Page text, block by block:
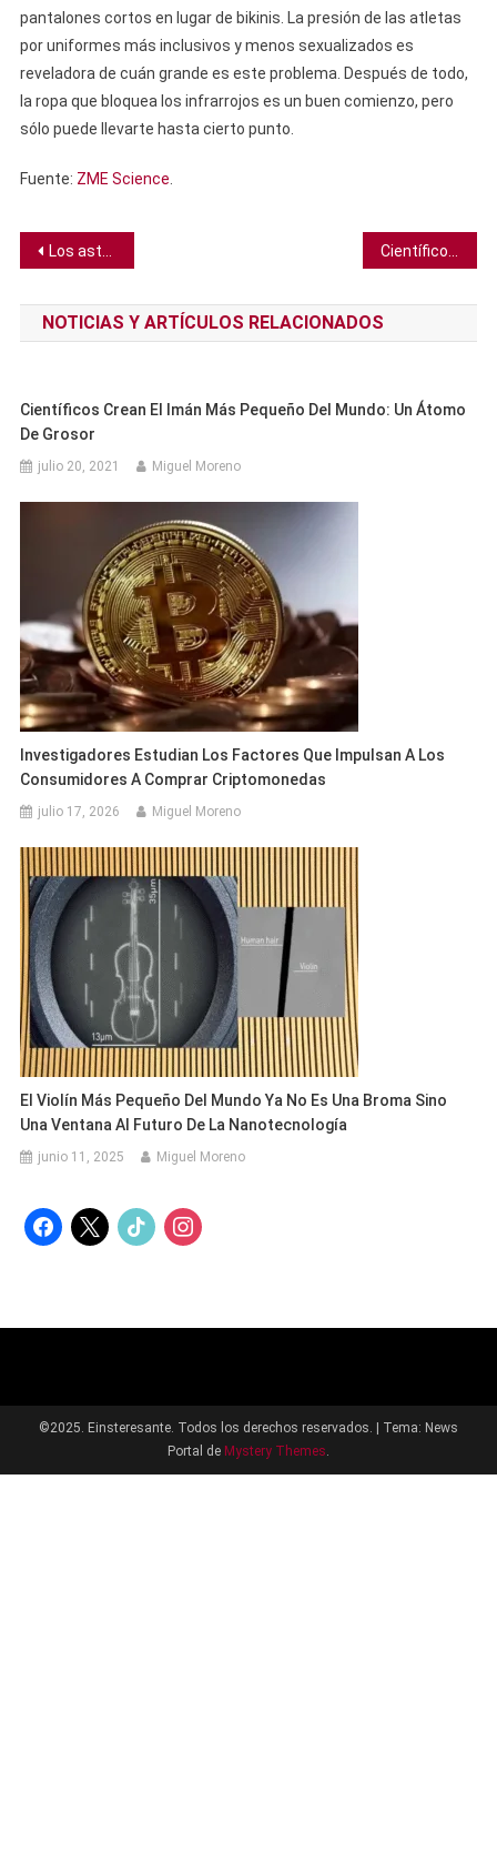
pantalones cortos en lugar de bikinis. La presión de las atletas
por uniformes más inclusivos y menos sexualizados es
reveladora de cuán grande es este problema. Después de todo,
la ropa que bloquea los infrarrojos es un buen comienzo, pero
sólo puede llevarte hasta cierto punto.
Fuente: ZME Science
Navegación
de
entradas
Los astronautas de la NASA se quedarán en el espacio por más tiempo por problemas con la cápsula Boeing
NOTICIAS Y ARTÍCULOS RELACIONADOS
Científicos Crean El Imán Más Pequeño Del Mundo: Un Átomo
De Grosor
julio 20, 2021 Miguel Moreno
Investigadores Estudian Los Factores Que Impulsan A Los
Consumidores A Comprar Criptomonedas
julio 17, 2026 Miguel Moreno
El Violín Más Pequeño Del Mundo Ya No Es Una Broma Sino
Una Ventana Al Futuro De La Nanotecnología
junio 11, 2025 Miguel Moreno
facebook
x tiktok instagram
©2025. Einsteresante. Todos los derechos reservados.
Tema: News
Portal de Mystery Themes.